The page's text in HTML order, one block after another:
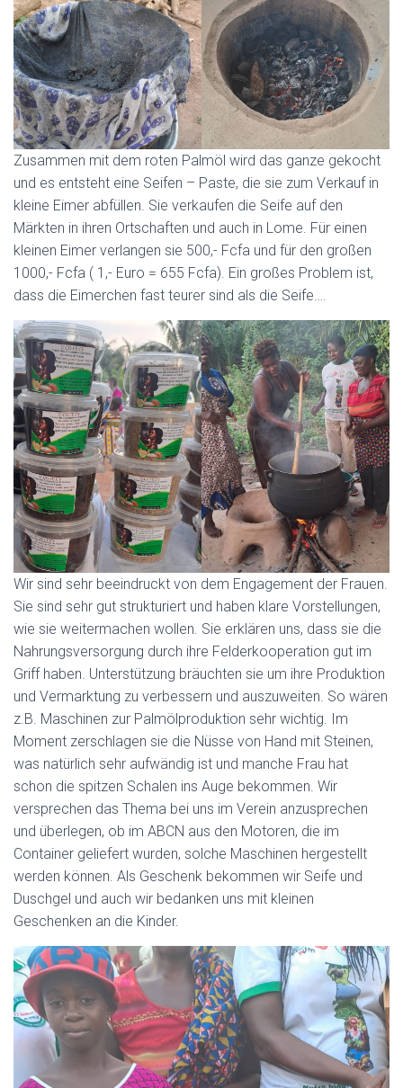
Zusammen mit dem roten Palmöl wird das ganze gekocht
und es entsteht eine Seifen – Paste, die sie zum Verkauf in
kleine Eimer abfüllen. Sie verkaufen die Seife auf den
Märkten in ihren Ortschaften und auch in Lome. Für einen
kleinen Eimer verlangen sie 500,- Fcfa und für den großen
1000,- Fcfa ( 1,- Euro = 655 Fcfa). Ein großes Problem ist,
dass die Eimerchen fast teurer sind als die Seife….
Wir sind sehr beeindruckt von dem Engagement der Frauen.
Sie sind sehr gut strukturiert und haben klare Vorstellungen,
wie sie weitermachen wollen. Sie erklären uns, dass sie die
Nahrungsversorgung durch ihre Felderkooperation gut im
Griff haben. Unterstützung bräuchten sie um ihre Produktion
und Vermarktung zu verbessern und auszuweiten. So wären
z.B. Maschinen zur Palmölproduktion sehr wichtig. Im
Moment zerschlagen sie die Nüsse von Hand mit Steinen,
was natürlich sehr aufwändig ist und manche Frau hat
schon die spitzen Schalen ins Auge bekommen. Wir
versprechen das Thema bei uns im Verein anzusprechen
und überlegen, ob im ABCN aus den Motoren, die im
Container geliefert wurden, solche Maschinen hergestellt
werden können. Als Geschenk bekommen wir Seife und
Duschgel und auch wir bedanken uns mit kleinen
Geschenken an die Kinder.